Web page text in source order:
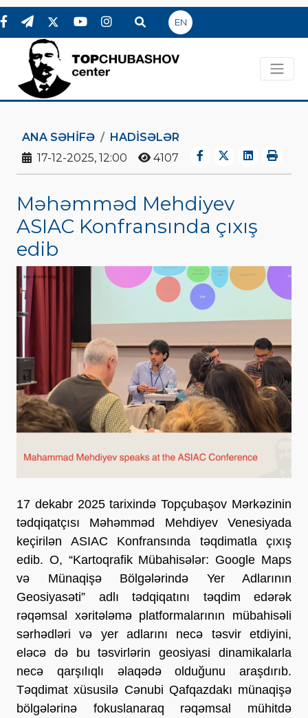
EN
ANA SƏHIFƏ
HADİSƏLƏR
17-12-2025, 12:00
4107
Məhəmməd Mehdiyev
ASIAC Konfransında çıxış
edib
17 dekabr 2025 tarixində Topçubaşov Mərkəzinin
tədqiqatçısı Məhəmməd Mehdiyev Venesiyada
keçirilən ASIAC Konfransında təqdimatla çıxış
edib. O, “Kartoqrafik Mübahisələr: Google Maps
və Münaqişə Bölgələrində Yer Adlarının
Geosiyasəti” adlı tədqiqatını təqdim edərək
rəqəmsal xəritələmə platformalarının mübahisəli
sərhədləri və yer adlarını necə təsvir etdiyini,
eləcə də bu təsvirlərin geosiyasi dinamikalarla
necə qarşılıqlı əlaqədə olduğunu araşdırıb.
Təqdimat xüsusilə Cənubi Qafqazdakı münaqişə
bölgələrinə fokuslanaraq rəqəmsal mühitdə